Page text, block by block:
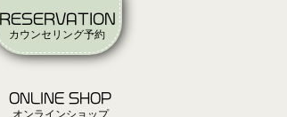
RESERVATION
カウンセリング予約
ONLINE SHOP
オンラインショップ